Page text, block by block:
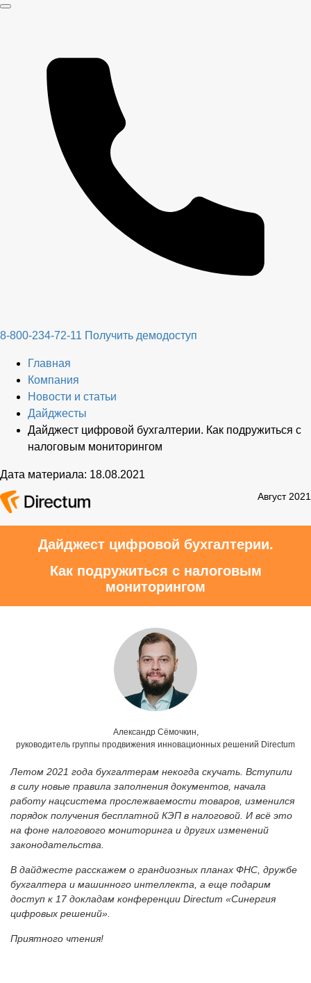
8-800-234-72-11 Получить демодоступ
Главная
Компания
Новости и статьи
Дайджесты
Дайджест цифровой бухгалтерии. Как подружиться с
налоговым мониторингом
Дата материала: 18.08.2021
Август 2021
Дайджест цифровой бухгалтерии.
Как подружиться с налоговым
мониторингом
Александр Сёмочкин,
руководитель группы продвижения инновационных решений Directum
Летом 2021 года бухгалтерам некогда скучать. Вступили
в силу новые правила заполнения документов, начала
работу нацсистема прослежваемости товаров, изменился
порядок получения бесплатной КЭП в налоговой. И всё это
на фоне налогового мониторинга и других изменений
законодательства.
В дайджесте расскажем о грандиозных планах ФНС, дружбе
бухгалтера и машинного интеллекта, а еще подарим
доступ к 17 докладам конференции Directum «Синергия
цифровых решений».
Приятного чтения!